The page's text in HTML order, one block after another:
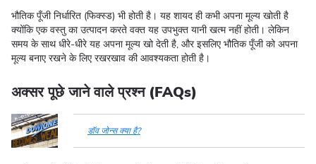
भौतिक पूँजी निर्धारित (फिक्स्ड) भी होती है। यह शायद ही कभी अपना मूल्य खोती है
क्योंकि एक वस्तु का उत्पादन करते वक्त यह उपभुक्त यानी खत्म नहीं होती। लेकिन
समय के साथ धीरे-धीरे यह अपना मूल्य खो देती है, और इसलिए भौतिक पूँजी को अपना
मूल्य बनाए रखने के लिए रखरखाव की आवश्यकता होती है।
अक्सर पूछे जाने वाले प्रश्न (FAQs)
डॉव जोन्स क्या है?